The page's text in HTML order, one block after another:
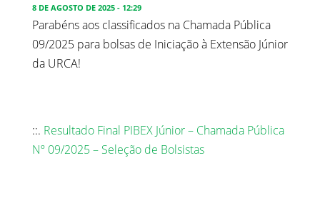
8 DE AGOSTO DE 2025 - 12:29
Parabéns aos classificados na Chamada Pública
09/2025 para bolsas de Iniciação à Extensão Júnior
da URCA!
::. Resultado Final PIBEX Júnior – Chamada Pública
Nº 09/2025 – Seleção de Bolsistas